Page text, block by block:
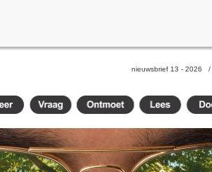
nieuwsbrief 13 - 2026 /